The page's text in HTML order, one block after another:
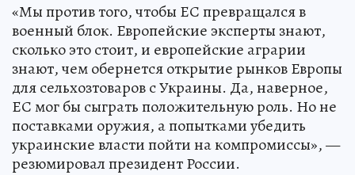
«Мы против того, чтобы ЕС превращался в
военный блок. Европейские эксперты знают,
сколько это стоит, и европейские аграрии
знают, чем обернется открытие рынков Европы
для сельхозтоваров с Украины. Да, наверное,
ЕС мог бы сыграть положительную роль. Но не
поставками оружия, а попытками убедить
украинские власти пойти на компромиссы», —
резюмировал президент России.